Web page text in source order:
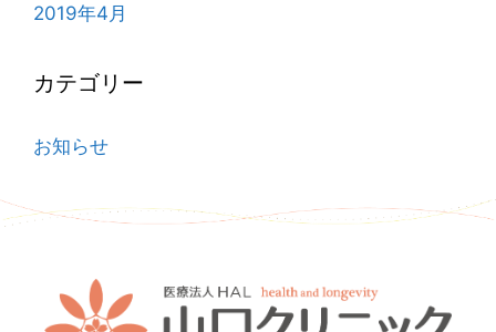
2019年4月
カテゴリー
お知らせ